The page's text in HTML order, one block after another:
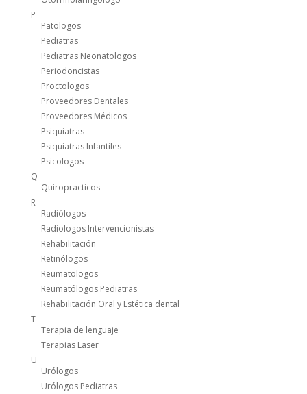
P
Patologos
Pediatras
Pediatras Neonatologos
Periodoncistas
Proctologos
Proveedores Dentales
Proveedores Médicos
Psiquiatras
Psiquiatras Infantiles
Psicologos
Q
Quiropracticos
R
Radiólogos
Radiologos Intervencionistas
Rehabilitación
Retinólogos
Reumatologos
Reumatólogos Pediatras
Rehabilitación Oral y Estética dental
T
Terapia de lenguaje
Terapias Laser
U
Urólogos
Urólogos Pediatras